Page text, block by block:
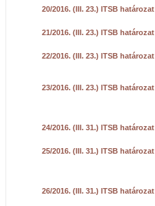
20/2016. (III. 23.) ITSB határozat
21/2016. (III. 23.) ITSB határozat
22/2016. (III. 23.) ITSB határozat
23/2016. (III. 23.) ITSB határozat
24/2016. (III. 31.) ITSB határozat
25/2016. (III. 31.) ITSB határozat
26/2016. (III. 31.) ITSB határozat